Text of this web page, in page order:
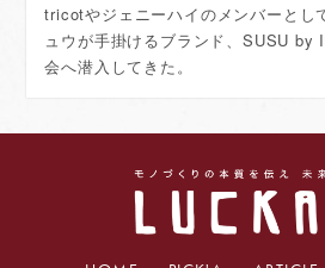
tricotやジェニーハイのメンバーとし
ュウが手掛けるブランド、SUSU
会へ潜入してきた。